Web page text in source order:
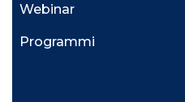
Webinar
Programmi